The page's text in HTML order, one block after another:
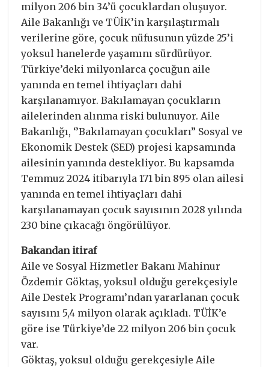
milyon 206 bin 34’ü çocuklardan oluşuyor.
Aile Bakanlığı ve TÜİK’in karşılaştırmalı
verilerine göre, çocuk nüfusunun yüzde 25’i
yoksul hanelerde yaşamını sürdürüyor.
Türkiye’deki milyonlarca çocuğun aile
yanında en temel ihtiyaçları dahi
karşılanamıyor. Bakılamayan çocukların
ailelerinden alınma riski bulunuyor. Aile
Bakanlığı, ‘’Bakılamayan çocukları” Sosyal ve
Ekonomik Destek (SED) projesi kapsamında
ailesinin yanında destekliyor. Bu kapsamda
Temmuz 2024 itibarıyla 171 bin 895 olan ailesi
yanında en temel ihtiyaçları dahi
karşılanamayan çocuk sayısının 2028 yılında
230 bine çıkacağı öngörülüyor.
Bakandan itiraf
Aile ve Sosyal Hizmetler Bakanı Mahinur
Özdemir Göktaş, yoksul olduğu gerekçesiyle
Aile Destek Programı’ndan yararlanan çocuk
sayısını 5,4 milyon olarak açıkladı. TÜİK’e
göre ise Türkiye’de 22 milyon 206 bin çocuk
var.
Göktaş, yoksul olduğu gerekçesiyle Aile